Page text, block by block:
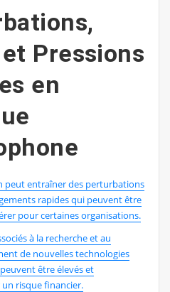
Pressions
en
peut entraîner des perturbations
rapides qui peuvent être
pour certaines organisations.
à la recherche et au
de nouvelles technologies
être élevés et
risque financier.